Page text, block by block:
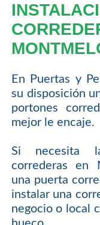
En Puertas y
su disposición
portones
mejor le encaje.
Si necesita
correderas en
una puerta
instalar una
negocio o local